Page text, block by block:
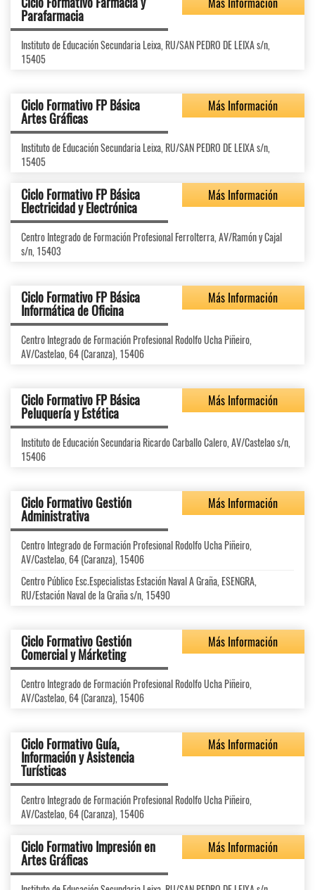
Parafarmacia
Instituto de Educación Secundaria Leixa, RU/SAN PEDRO DE LEIXA s/n,
15405
Ciclo Formativo FP Básica
Artes Gráficas
Más Información
Instituto de Educación Secundaria Leixa, RU/SAN PEDRO DE LEIXA s/n,
15405
Ciclo Formativo FP Básica
Electricidad y Electrónica
Más Información
Centro Integrado de Formación Profesional Ferrolterra, AV/Ramón y Cajal
s/n, 15403
Ciclo Formativo FP Básica
Informática de Oficina
Más Información
Centro Integrado de Formación Profesional Rodolfo Ucha Piñeiro,
AV/Castelao, 64 (Caranza), 15406
Ciclo Formativo FP Básica
Peluquería y Estética
Más Información
Instituto de Educación Secundaria Ricardo Carballo Calero, AV/Castelao s/n,
15406
Ciclo Formativo Gestión
Administrativa
Más Información
Centro Integrado de Formación Profesional Rodolfo Ucha Piñeiro,
AV/Castelao, 64 (Caranza), 15406
Centro Público Esc.Especialistas Estación Naval A Graña, ESENGRA,
RU/Estación Naval de la Graña s/n, 15490
Ciclo Formativo Gestión
Comercial y Márketing
Más Información
Centro Integrado de Formación Profesional Rodolfo Ucha Piñeiro,
AV/Castelao, 64 (Caranza), 15406
Ciclo Formativo Guía,
Información y Asistencia
Turísticas
Más Información
Centro Integrado de Formación Profesional Rodolfo Ucha Piñeiro,
AV/Castelao, 64 (Caranza), 15406
Ciclo Formativo Impresión en
Artes Gráficas
Más Información